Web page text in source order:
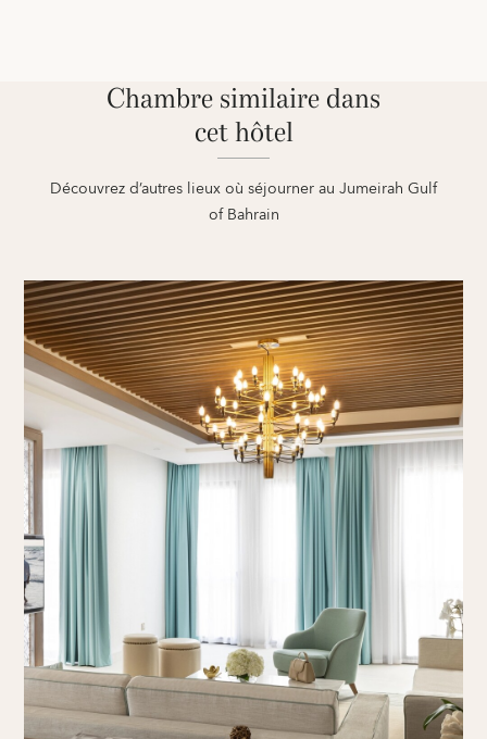
Chambre similaire dans
cet hôtel
Découvrez d’autres lieux où séjourner au Jumeirah Gulf
of Bahrain